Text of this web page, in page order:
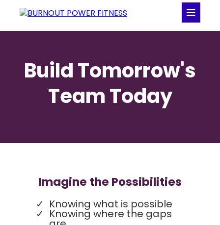
Build Tomorrow's
Team Today
Imagine the Possibilities
Knowing what is possible
Knowing where the gaps